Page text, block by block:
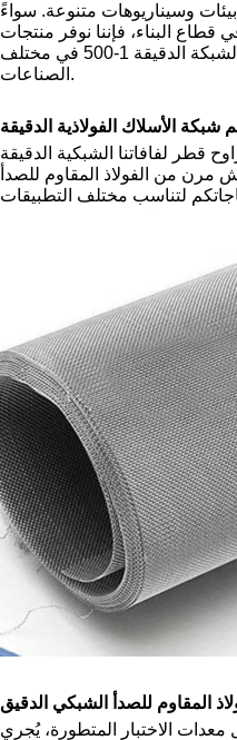
واسع في بيئات وسيناريوهات متنوعة. سواءً
البناء، فإننا نوفر منتجات
شبكية سلكية تلبي الاحتياجات. بفضل خط منتجاتنا المتنوع وخصائصها عالية المرونة، تلبي منتجاتنا المتطلبات المختلفة للفة الشبكة الدقيقة 1-500 في مختلف
الصناعات.
عالية للمنتج. يتراوح قطر لفافاتنا الشبكية الدقيقة
خدمات تخصيص قماش مرن من الفولاذ المقاوم للصدأ
معدات الاختبار المتطورة، يُجري